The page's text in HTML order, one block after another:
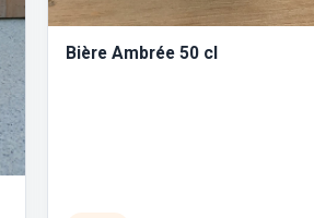
Bière Ambrée 50 cl